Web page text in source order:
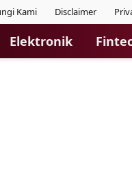
Kami Disclaimer
Elektronik